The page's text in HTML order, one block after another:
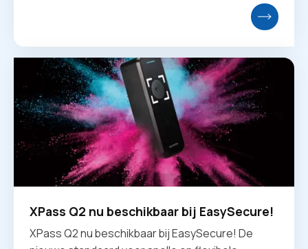
XPass Q2 nu beschikbaar bij EasySecure!
XPass Q2 nu beschikbaar bij EasySecure! De